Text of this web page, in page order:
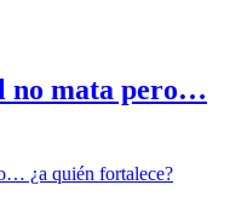
no mata pero…